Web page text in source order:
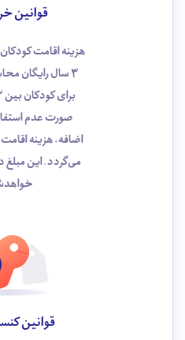
قوانین
هزینه اقامت
3 سال رایگان
صورت عدم
اضافه، هزینه
می‌گردد. این
قوانین